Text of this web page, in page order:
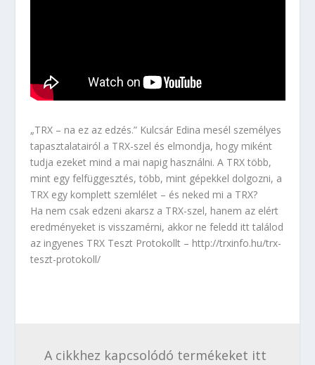
„TRX – na ez az edzés.” Kulcsár Edina mesél személyes
tapasztalatairól a TRX-szel és elmondja, hogy miként
tudja ezeket mind a mai napig használni. A TRX több,
mint egy felfüggesztés, több, mint gépekkel dolgozni, a
TRX egy komplett szemlélet – és neked mi a TRX?
Ha nem csak edzeni akarsz a TRX-szel, hanem az elért
eredményeket is visszamérni, akkor ne feledd itt találod
az ingyenes TRX Teszt Protokollt – http://trxinfo.hu/trx-
teszt-protokoll/
A cikkhez kapcsolódó termékeket itt